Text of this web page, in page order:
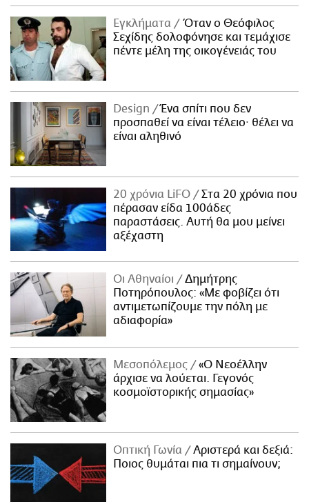
Εγκλήματα
Όταν ο Θεόφιλος
Σεχίδης δολοφόνησε και τεμάχισε
πέντε μέλη της οικογένειάς του
Design
Ένα σπίτι που δεν
προσπαθεί να είναι τέλειο· θέλει να
είναι αληθινό
20 χρόνια LiFO
Στα 20 χρόνια που
πέρασαν είδα 100άδες
παραστάσεις. Αυτή θα μου μείνει
αξέχαστη
Οι Αθηναίοι
Δημήτρης
Ποτηρόπουλος: «Με φοβίζει ότι
αντιμετωπίζουμε την πόλη με
αδιαφορία»
Μεσοπόλεμος
«Ο Νεοέλλην
άρχισε να λούεται. Γεγονός
κοσμοϊστορικής σημασίας»
Οπτική Γωνία
Αριστερά και δεξιά:
Ποιος θυμάται πια τι σημαίνουν;